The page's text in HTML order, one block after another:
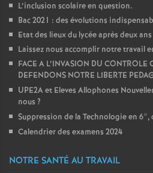
L’inclusion scolaire en question.
Bac 2021 : des évolutions
Etat des lieux du lycée après deux
Laissez nous accomplir notre travail
FACE A L’INVASION DU CONTROLE
DEFENDONS NOTRE LIBERTE
UPE2A et Eleves Allophones
nous ?
Suppression de la Technologie en 6°,
Calendrier des examens 2024
NOTRE SANTÉ AU TRAVAIL